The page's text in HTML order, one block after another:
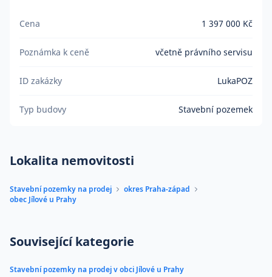
Cena 1 397 000 Kč
Poznámka k ceně včetně právního servisu
ID zakázky LukaPOZ
Typ budovy Stavební pozemek
Lokalita nemovitosti
Stavební pozemky na prodej
okres Praha-západ
obec Jílové u Prahy
Související kategorie
Stavební pozemky na prodej v obci Jílové u Prahy